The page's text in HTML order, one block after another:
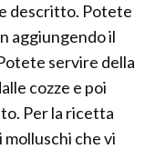
descritto. Potete
aggiungendo il
servire della
cozze e poi
Per la ricetta
che vi